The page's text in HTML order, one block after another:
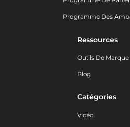
Programme Des
Ressources
Outils De Marque
Blog
Catégories
Vidéo